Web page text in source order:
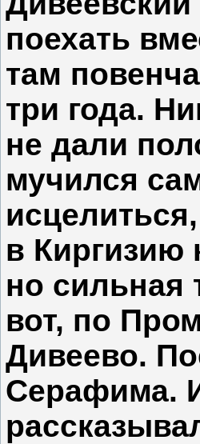
поехать
там
три года.
не дали
мучился
в Киргизию
но сильная
вот, по
Дивеево.
Серафима.